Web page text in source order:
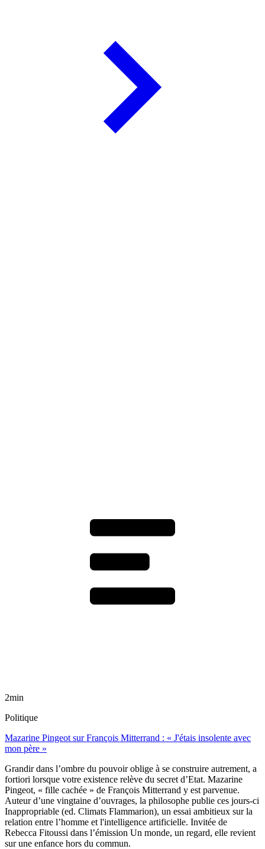
2min
Politique
Mazarine Pingeot sur François Mitterrand : « J'étais insolente avec
mon père »
Grandir dans l’ombre du pouvoir oblige à se construire autrement, a
fortiori lorsque votre existence relève du secret d’Etat. Mazarine
Pingeot, « fille cachée » de François Mitterrand y est parvenue.
Auteur d’une vingtaine d’ouvrages, la philosophe publie ces jours-ci
Inappropriable (ed. Climats Flammarion), un essai ambitieux sur la
relation entre l’homme et l'intelligence artificielle. Invitée de
Rebecca Fitoussi dans l’émission Un monde, un regard, elle revient
sur une enfance hors du commun.